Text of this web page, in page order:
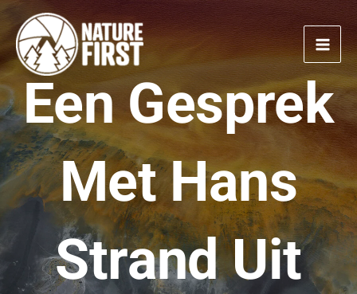
Doorgaan
naar
artikel
Een Gesprek
Met Hans
Strand Uit